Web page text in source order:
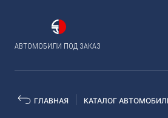
АВТОМОБИЛИ ПОД ЗАКАЗ
ГЛАВНАЯ КАТАЛОГ